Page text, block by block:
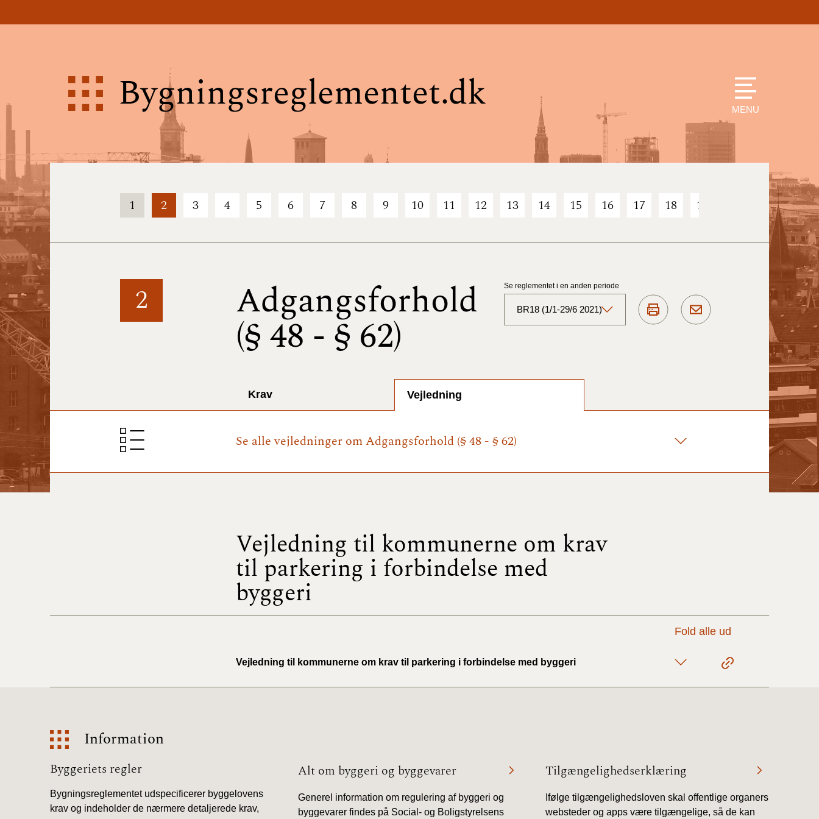
Bygningsreglementet.dk MENU
1 2 3 4 5 6 7 8 9 10 11 12 13 14 15 16 17 18 19 21 22
2 Adgangsforhold
(§ 48 - § 62)
Se reglementet i en anden periode
BR18 (1/1-29/6 2021)
BR18 (1/1- 31/12
2023)
BR18 (17/9 - 31/12
BR18 (1/7 - 16/9
BR18 (1/1 - 30/6
BR18 (1/7-31/12
Krav Vejledning
Se alle vejledninger om Adgangsforhold (§ 48 - § 62)
Vejledning til kommunerne om krav
til parkering i forbindelse med
byggeri
Fold alle ud
Vejledning til kommunerne om krav til parkering i forbindelse med byggeri
Information
Information
Byggeriets regler
Bygningsreglementet udspecificerer byggelovens
krav og indeholder de nærmere detaljerede krav,
Alt om byggeri og byggevarer
Generel information om regulering af byggeri og
byggevarer findes på Social- og Boligstyrelsens
Tilgængelighedserklæring
Ifølge tilgængelighedsloven skal offentlige organers
websteder og apps være tilgængelige, så de kan